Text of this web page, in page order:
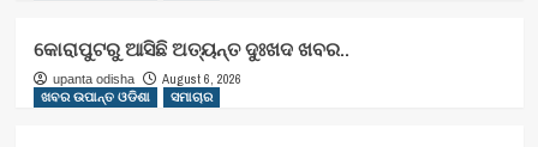
କୋରାପୁଟରୁ ଆସିଛି ଅତ୍ୟନ୍ତ ଦୁଃଖଦ ଖବର..
upanta odisha
August 6, 2026
ଖବର ଉପାନ୍ତ ଓଡିଶା
ସମାଚାର